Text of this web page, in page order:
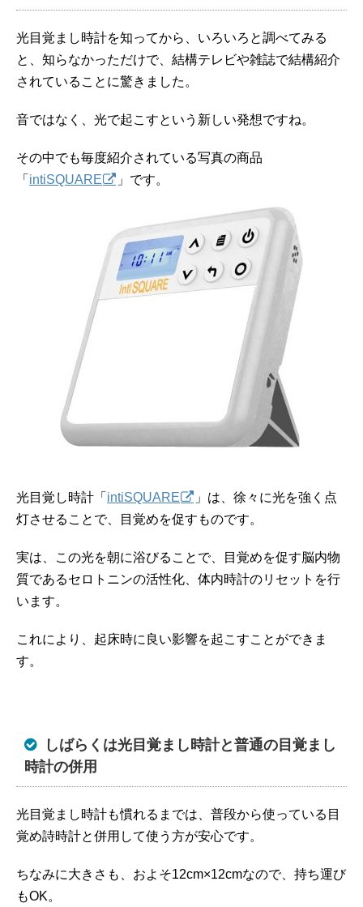
光目覚まし時計を知ってから、いろいろと調べてみる
と、知らなかっただけで、結構テレビや雑誌で結構紹介
されていることに驚きました。
音ではなく、光で起こすという新しい発想ですね。
その中でも毎度紹介されている写真の商品
「 intiSQUARE 」です。
光目覚し時計「 intiSQUARE
」は、徐々に光を強く点
灯させることで、目覚めを促すものです。
実は、この光を朝に浴びることで、目覚めを促す脳内物
質であるセロトニンの活性化、体内時計のリセットを行
います。
これにより、起床時に良い影響を起こすことができま
す。
しばらくは光目覚まし時計と普通の目覚まし
時計の併用
光目覚まし時計も慣れるまでは、普段から使っている目
覚め詩時計と併用して使う方が安心です。
ちなみに大きさも、およそ12cm×12cmなので、持ち運び
もOK。